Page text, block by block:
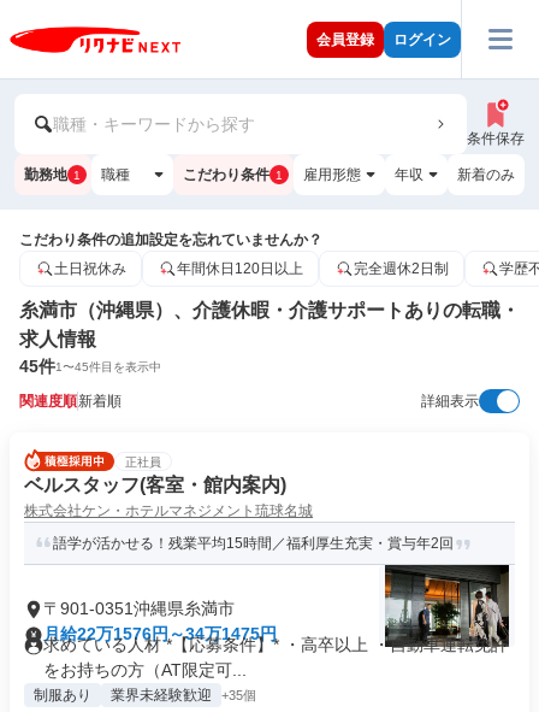
会員登録 ログイン
職種・キーワードから探す
条件保存
勤務地 1 職種 こだわり条件 1 雇用形態 年収 新着のみ
こだわり条件の追加設定を忘れていませんか？
土日祝休み
年間休日120日以上 完全週休2日制 学歴
糸満市（沖縄県）、介護休暇・介護サポートありの転職・
求人情報
45件1〜45件目を表示中
関連度順新着順 詳細表示
正社員
ベルスタッフ(客室・館内案内)
株式会社ケン・ホテルマネジメント琉球名城
語学が活かせる！残業平均15時間／福利厚生充実・賞与年2回
〒901-0351沖縄県糸満市
月給22万1576円～34万1475円
求めている人材 *【応募条件】* ・高卒以上 ・自動車運転免許
をお持ちの方（AT限定可...
制服あり 業界未経験歓迎 +35個